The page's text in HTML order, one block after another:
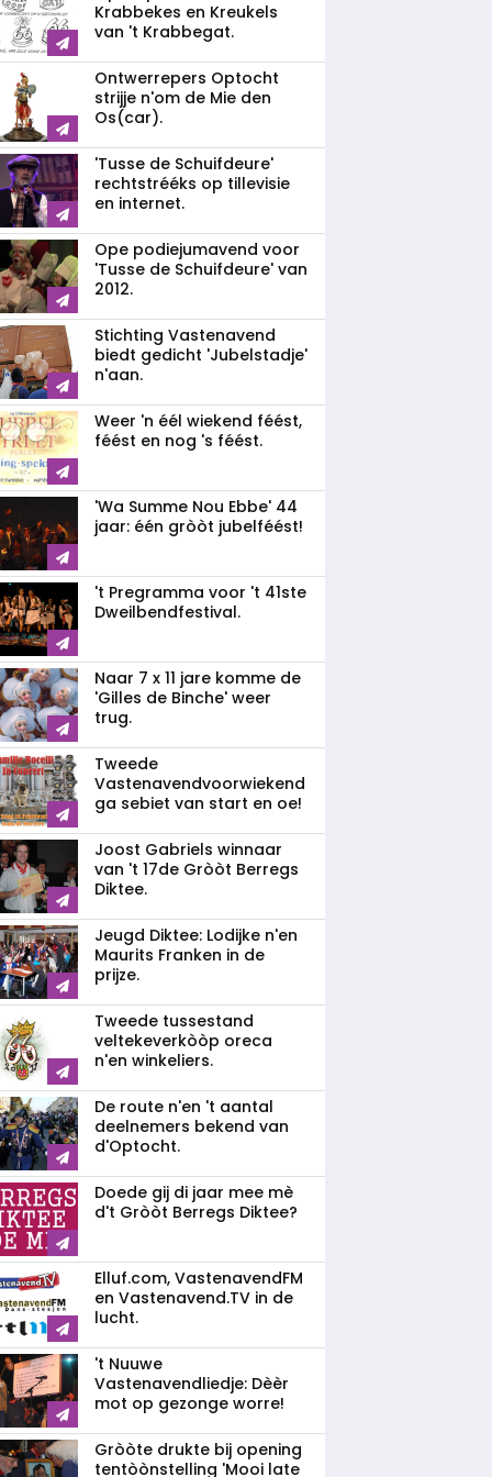
Krabbekes en Kreukels
van 't Krabbegat.
Ontwerrepers Optocht
strijje n'om de Mie den
Os(car).
'Tusse de Schuifdeure'
rechtstrééks op tillevisie
en internet.
Ope podiejumavend voor
'Tusse de Schuifdeure' van
2012.
Stichting Vastenavend
biedt gedicht 'Jubelstadje'
n'aan.
Weer 'n éél wiekend féést,
féést en nog 's féést.
'Wa Summe Nou Ebbe' 44
jaar: één gròòt jubelféést!
't Pregramma voor 't 41ste
Dweilbendfestival.
Naar 7 x 11 jare komme de
'Gilles de Binche' weer
trug.
Tweede
Vastenavendvoorwiekend
ga sebiet van start en oe!
Joost Gabriels winnaar
van 't 17de Gròòt Berregs
Diktee.
Jeugd Diktee: Lodijke n'en
Maurits Franken in de
prijze.
Tweede tussestand
veltekeverkòòp oreca
n'en winkeliers.
De route n'en 't aantal
deelnemers bekend van
d'Optocht.
Doede gij di jaar mee mè
d't Gròòt Berregs Diktee?
Elluf.com, VastenavendFM
en Vastenavend.TV in de
lucht.
't Nuuwe
Vastenavendliedje: Dèèr
mot op gezonge worre!
Gròòte drukte bij opening
tentòònstelling 'Mooi late